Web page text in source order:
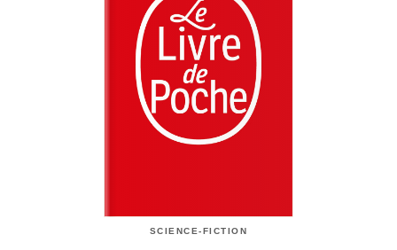
SCIENCE-FICTION